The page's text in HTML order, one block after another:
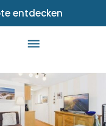
entdecken